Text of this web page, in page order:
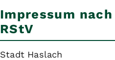
Impressum nach
RStV
Stadt Haslach